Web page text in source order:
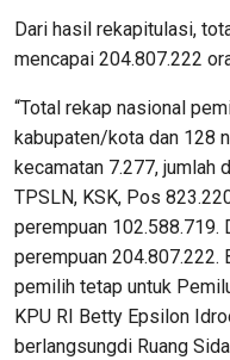
Dari hasil rekapitulasi,
mencapai 204.807.222
“Total rekap nasional
kabupaten/kota dan 128
kecamatan 7.277, jumlah
TPSLN, KSK, Pos
perempuan 102.588.719.
perempuan 204.807.222.
pemilih tetap untuk
KPU RI Betty Epsilon
berlangsungdi Ruang